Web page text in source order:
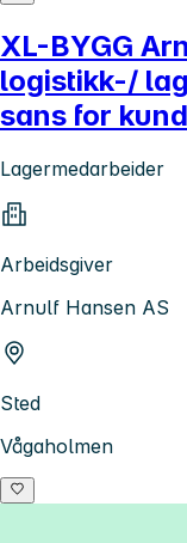
XL-BYGG
logistikk-/
sans for
Lagermedarbeider
Arbeidsgiver
Arnulf Hansen AS
Sted
Vågaholmen